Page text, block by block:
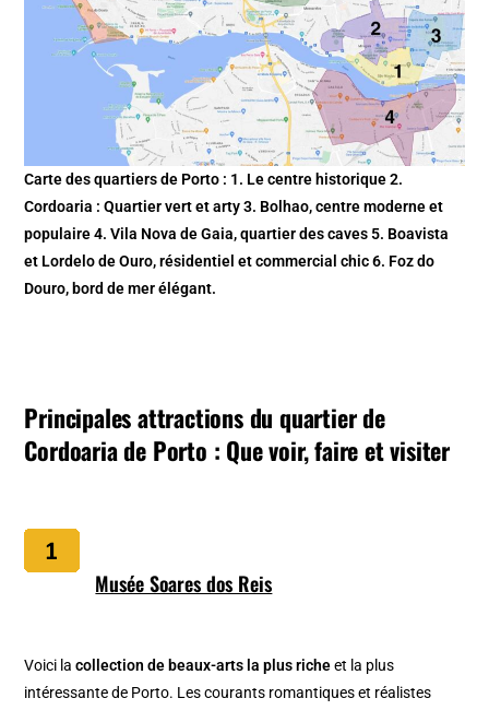
Carte des quartiers de Porto : 1. Le centre historique 2.
Cordoaria : Quartier vert et arty 3. Bolhao, centre moderne et
populaire 4. Vila Nova de Gaia, quartier des caves 5. Boavista
et Lordelo de Ouro, résidentiel et commercial chic 6. Foz do
Douro, bord de mer élégant.
Principales attractions du quartier de
Cordoaria de Porto : Que voir, faire et visiter
Musée Soares dos Reis
Voici lacollection de beaux-arts la plus richeet la plus
intéressante de Porto. Les courants romantiques et réalistes